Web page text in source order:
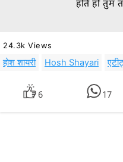
होते हो तुम
24.3k Views
होश शायरी Hosh Shayari
6 17